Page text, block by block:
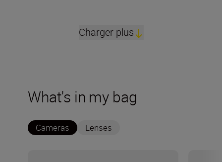
Charger plus
What's in my bag
Cameras Lenses